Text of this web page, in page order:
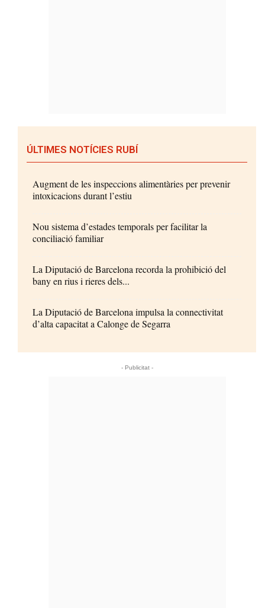
ÚLTIMES NOTÍCIES RUBÍ
Augment de les inspeccions alimentàries per prevenir
intoxicacions durant l’estiu
Nou sistema d’estades temporals per facilitar la
conciliació familiar
La Diputació de Barcelona recorda la prohibició del
bany en rius i rieres dels...
La Diputació de Barcelona impulsa la connectivitat
d’alta capacitat a Calonge de Segarra
- Publicitat -